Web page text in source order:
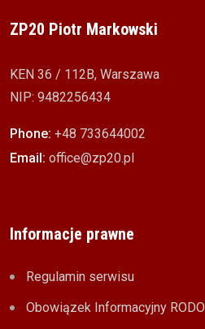
ZP20 Piotr Markowski
KEN 36 / 112B, Warszawa
NIP: 9482256434
Phone: +48 733644002
Email: office@zp20.pl
Informacje prawne
Regulamin serwisu
Obowiązek Informacyjny RODO